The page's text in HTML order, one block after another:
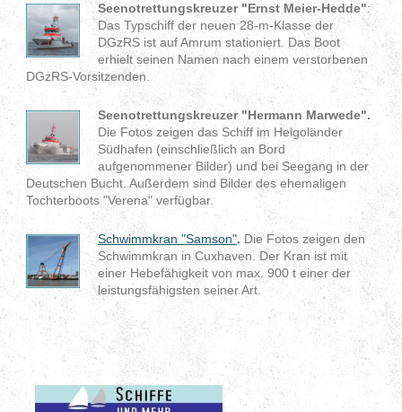
Seenotrettungskreuzer "Ernst Meier-Hedde":
Das Typschiff der neuen 28-m-Klasse der
DGzRS ist auf Amrum stationiert. Das Boot
erhielt seinen Namen nach einem verstorbenen
DGzRS-Vorsitzenden.
Seenotrettungskreuzer "Hermann Marwede".
Die Fotos zeigen das Schiff im Helgoländer
Südhafen (einschließlich an Bord
aufgenommener Bilder) und bei Seegang in der
Deutschen Bucht. Außerdem sind Bilder des ehemaligen
Tochterboots "Verena" verfügbar.
Schwimmkran "Samson". Die Fotos zeigen den
Schwimmkran in Cuxhaven. Der Kran ist mit
einer Hebefähigkeit von max. 900 t einer der
leistungsfähigsten seiner Art.